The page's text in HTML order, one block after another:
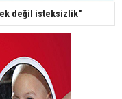
değil isteksizlik"